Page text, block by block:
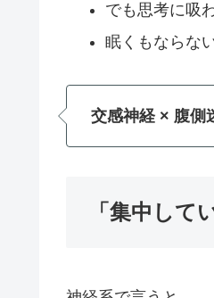
でも思考に吸
眠くもならな
交感神経 × 腹側
「集中して